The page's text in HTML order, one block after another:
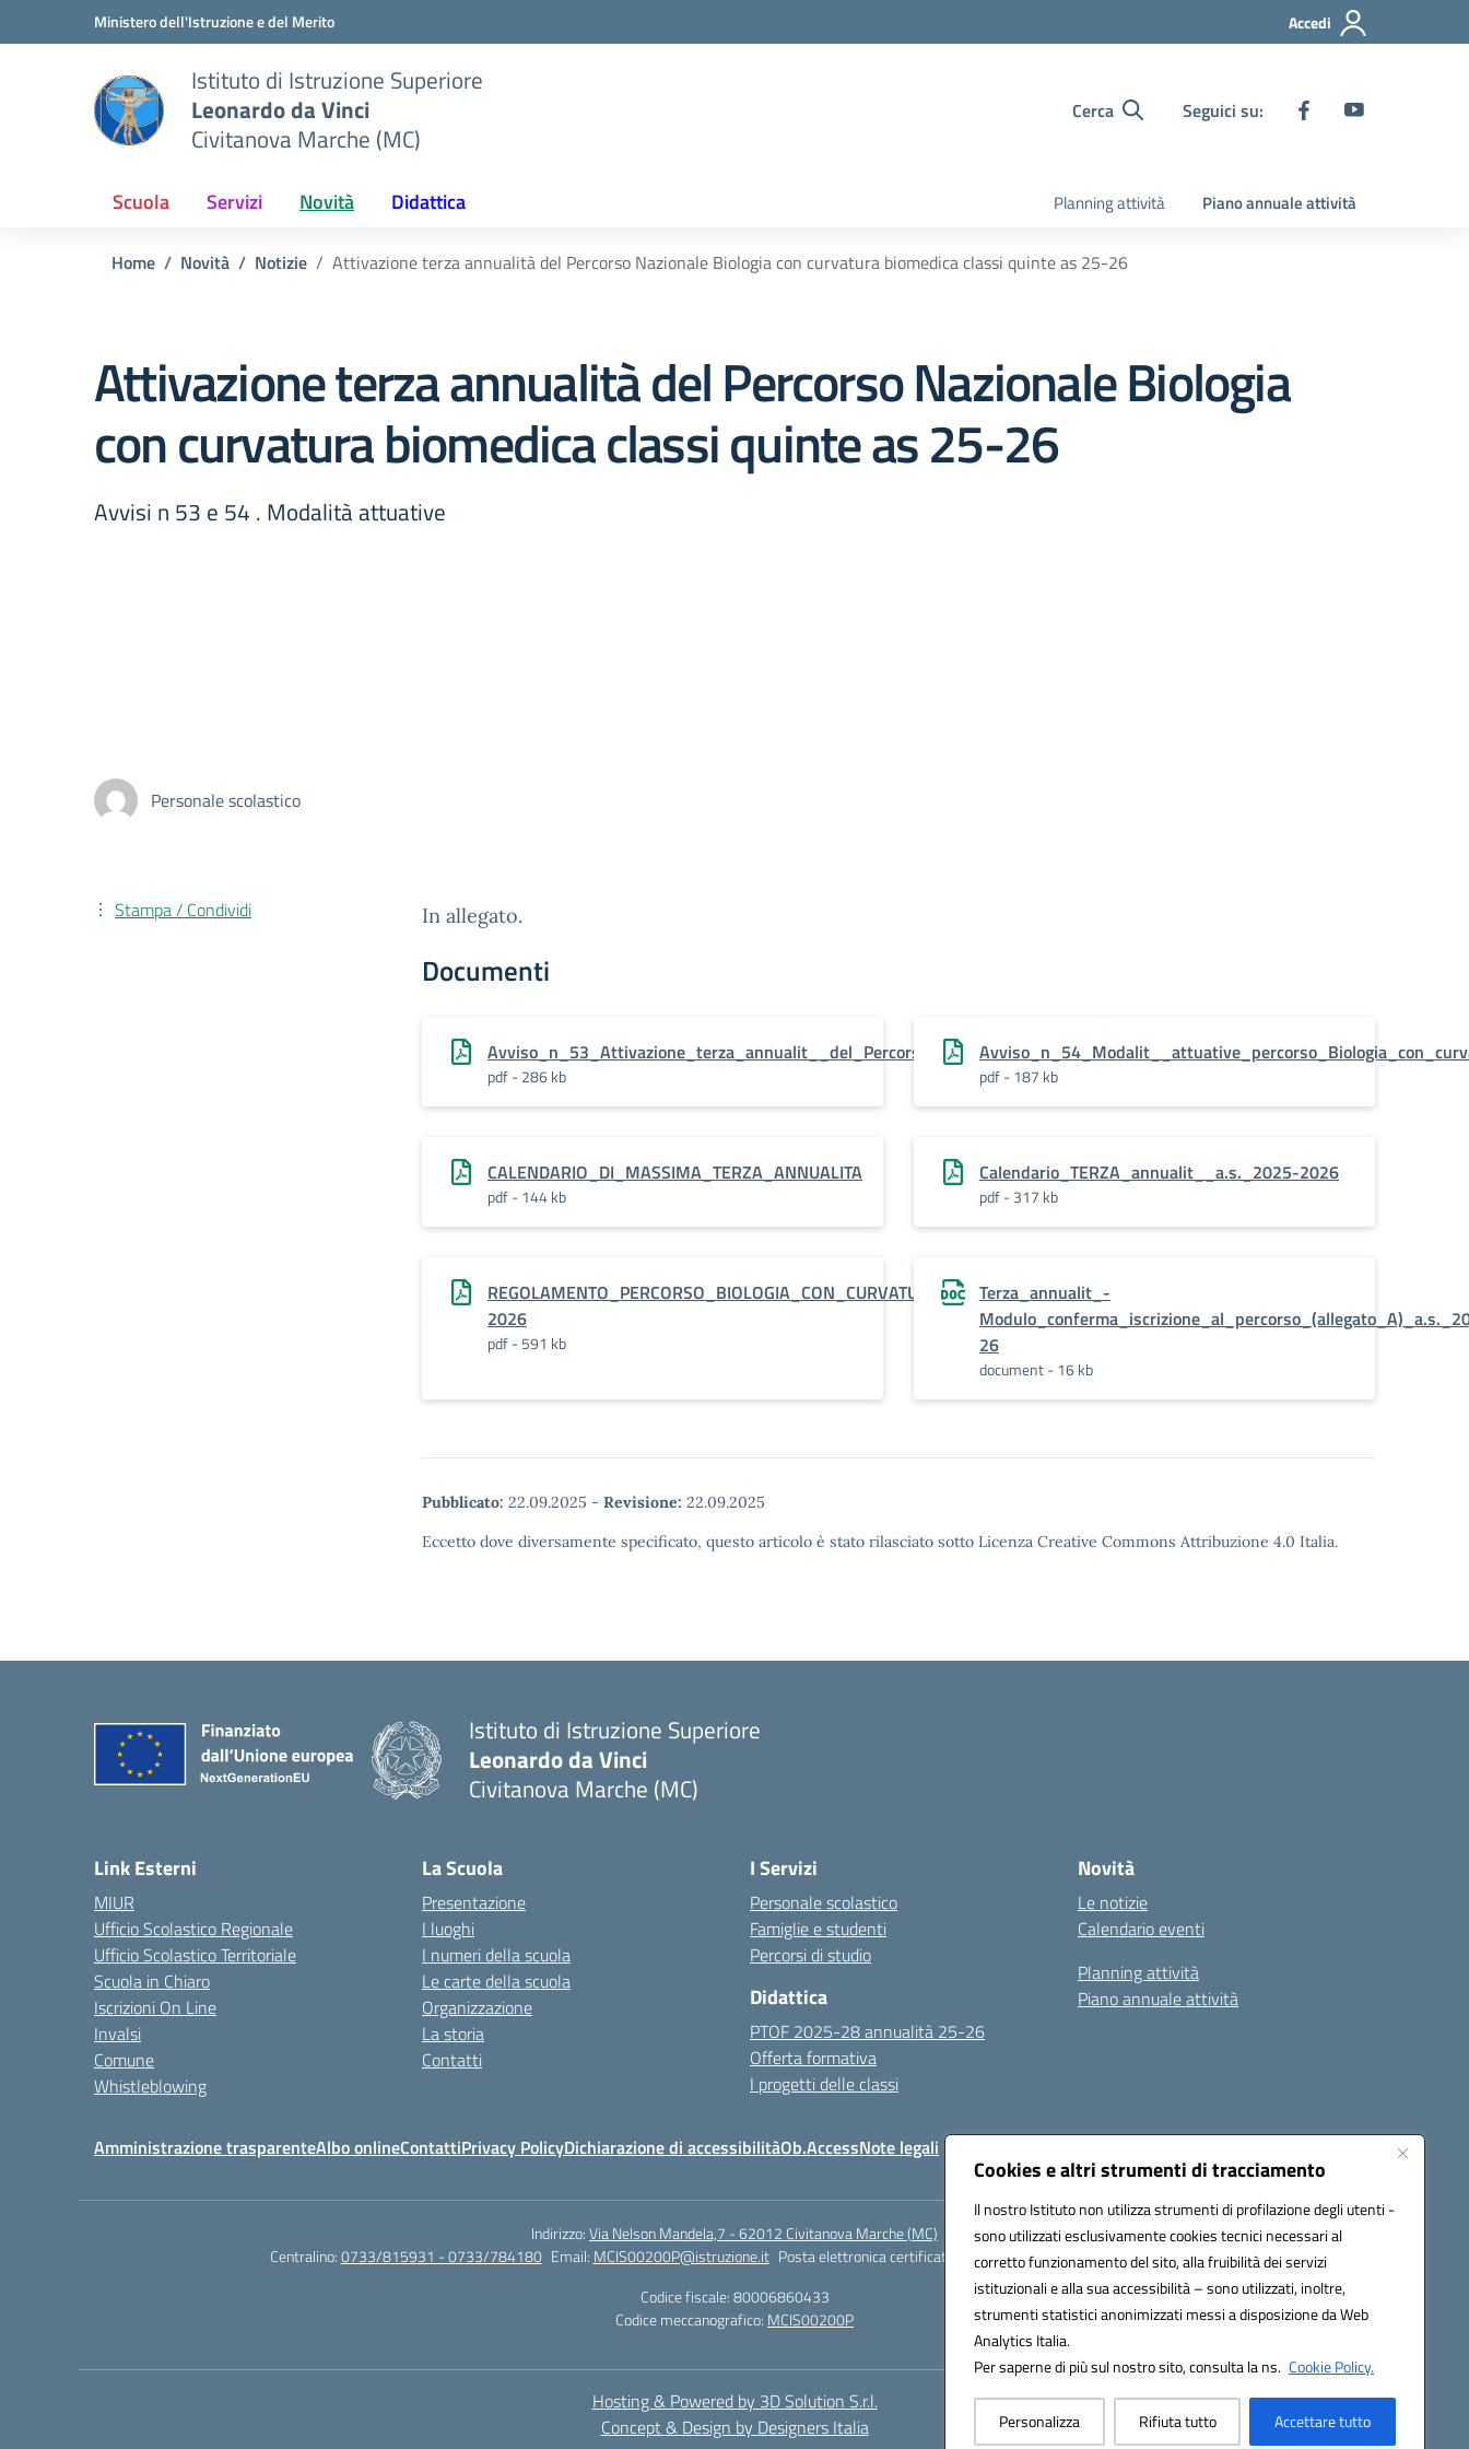
Cookies e altri strumenti di tracciamento
Il nostro Istituto non utilizza strumenti di profilazione degli utenti -
sono utilizzati esclusivamente cookies tecnici necessari al
corretto funzionamento del sito, alla fruibilità dei servizi
istituzionali e alla sua accessibilità – sono utilizzati, inoltre,
strumenti statistici anonimizzati messi a disposizione da Web
Analytics Italia.
Per saperne di più sul nostro sito, consulta la ns. Cookie Policy.
Personalizza Rifiuta tutto Accettare tutto
Vai ai contenuti
Vai al menu di navigazioneMinistero dell'Istruzione e del Merito Accedi
Istituto di Istruzione Superiore
Leonardo da Vinci
Civitanova Marche (MC)
Cerca Seguici su:
Scuola Servizi Novità Didattica Planning attività Piano annuale attività
Home Novità Notizie Attivazione terza annualità del Percorso Nazionale Biologia con curvatura biomedica classi quinte as 25-26
Attivazione terza annualità del Percorso Nazionale Biologia
con curvatura biomedica classi quinte as 25-26
Avvisi n 53 e 54 . Modalità attuative
Personale scolastico
In allegato.
Documenti
Avviso_n_53_Attivazione_terza_annualit__del_Percorso_nazionale_Biologia_con_curvatura_biomedica_clas
pdf - 286 kb pdf - 187 kb
CALENDARIO_DI_MASSIMA_TERZA_ANNUALITA
pdf - 144 kb
Calendario_TERZA_annualit__a.s._2025-2026
pdf - 317 kb
REGOLAMENTO_PERCORSO_BIOLOGIA_CON_CURVATURA_BIOMEDICA_a.s._2025-
2026
pdf - 591 kb
Terza_annualit_-
26
document - 16 kb
Pubblicato: 22.09.2025 - Revisione: 22.09.2025
Eccetto dove diversamente specificato, questo articolo è stato rilasciato sotto Licenza Creative Commons Attribuzione 4.0 Italia.
Stampa / Condividi
Istituto di Istruzione Superiore
Leonardo da Vinci
Civitanova Marche (MC)
Link Esterni
MIUR
Ufficio Scolastico Regionale
Ufficio Scolastico Territoriale
Scuola in Chiaro
Iscrizioni On Line
Invalsi
Comune
Whistleblowing
La Scuola
Presentazione
I luoghi
I numeri della scuola
Le carte della scuola
Organizzazione
La storia
Contatti
I Servizi
Personale scolastico
Famiglie e studenti
Percorsi di studio
Didattica
PTOF 2025-28 annualità 25-26
Offerta formativa
I progetti delle classi
Novità
Le notizie
Calendario eventi
Planning attività
Piano annuale attività
Amministrazione trasparenteAlbo onlineContattiPrivacy PolicyDichiarazione di accessibilitàOb.AccessNote legali Seguici su:
Indirizzo:Via Nelson Mandela,7 - 62012 Civitanova Marche (MC)
Centralino:0733/815931 - 0733/784180 Email: MCIS00200P@istruzione.it Posta elettronica certificata (PEC):MCIS00200P@pec.istruzione.it
Codice fiscale: 80006860433
Codice meccanografico: MCIS00200P
Hosting & Powered by 3D Solution S.r.l.
Concept & Design by Designers Italia